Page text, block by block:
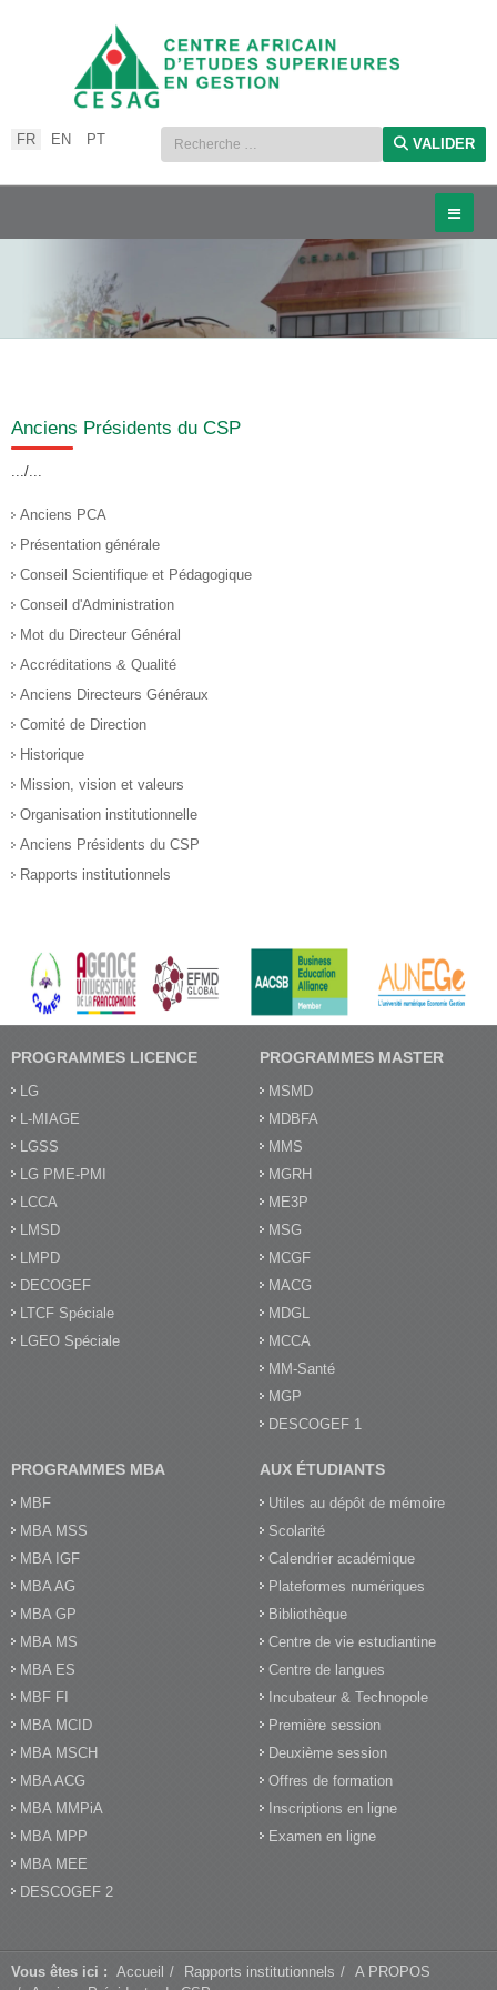
VALIDER
Sélectionnez votre langue
FR EN PT
Anciens Présidents du CSP
.../...
Anciens PCA
Présentation générale
Conseil Scientifique et Pédagogique
Conseil d'Administration
Mot du Directeur Général
Accréditations & Qualité
Anciens Directeurs Généraux
Comité de Direction
Historique
Mission, vision et valeurs
Organisation institutionnelle
Anciens Présidents du CSP
Rapports institutionnels
PROGRAMMES LICENCE
LG
L-MIAGE
LGSS
LG PME-PMI
LCCA
LMSD
LMPD
DECOGEF
LTCF Spéciale
LGEO Spéciale
PROGRAMMES MASTER
MSMD
MDBFA
MMS
MGRH
ME3P
MSG
MCGF
MACG
MDGL
MCCA
MM-Santé
MGP
DESCOGEF 1
PROGRAMMES MBA
MBF
MBA MSS
MBA IGF
MBA AG
MBA GP
MBA MS
MBA ES
MBF FI
MBA MCID
MBA MSCH
MBA ACG
MBA MMPiA
MBA MPP
MBA MEE
DESCOGEF 2
AUX ÉTUDIANTS
Utiles au dépôt de mémoire
Scolarité
Calendrier académique
Plateformes numériques
Bibliothèque
Centre de vie estudiantine
Centre de langues
Incubateur & Technopole
Première session
Deuxième session
Offres de formation
Inscriptions en ligne
Examen en ligne
Vous êtes ici : Accueil Rapports institutionnels
A PROPOS